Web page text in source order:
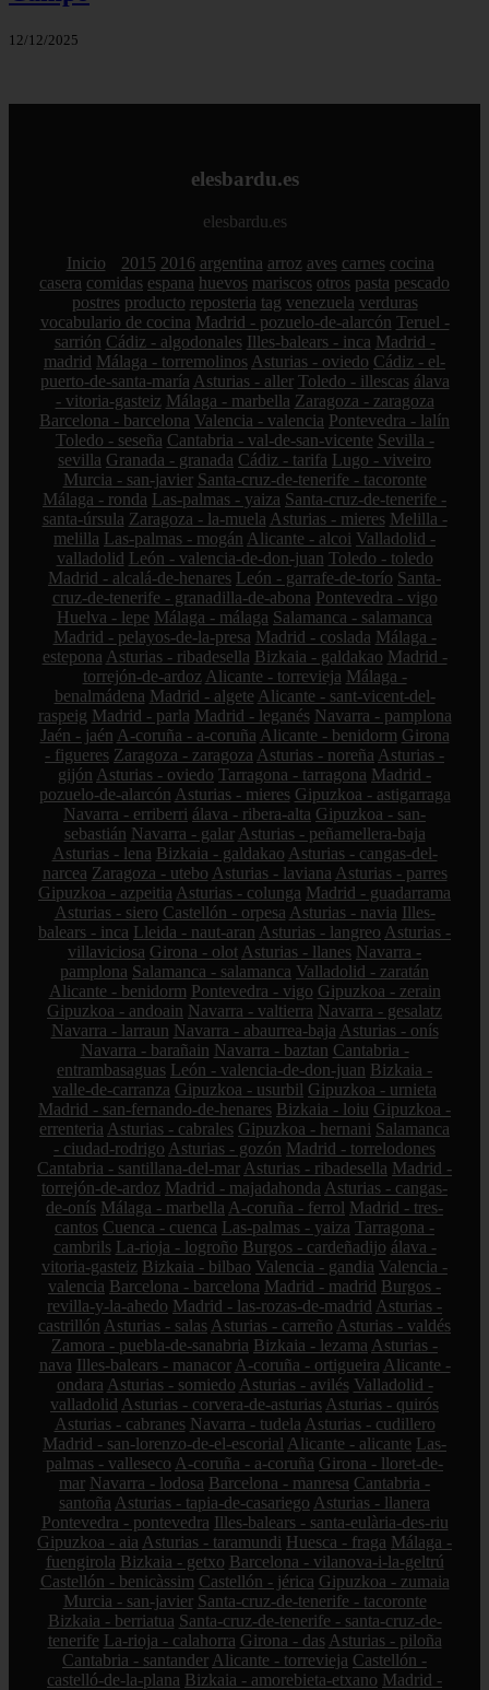
12/12/2025
elesbardu.es
elesbardu.es
Inicio 2015 2016 argentina arroz aves carnes cocina
casera comidas espana huevos mariscos otros pasta pescado
postres producto reposteria tag venezuela verduras
vocabulario de cocina Madrid - pozuelo-de-alarcón Teruel -
sarrión Cádiz - algodonales Illes-balears - inca Madrid -
madrid Málaga - torremolinos Asturias - oviedo Cádiz - el-
puerto-de-santa-maría Asturias - aller Toledo - illescas álava
- vitoria-gasteiz Málaga - marbella Zaragoza - zaragoza
Barcelona - barcelona Valencia - valencia Pontevedra - lalín
Toledo - seseña Cantabria - val-de-san-vicente Sevilla -
sevilla Granada - granada Cádiz - tarifa Lugo - viveiro
Murcia - san-javier Santa-cruz-de-tenerife - tacoronte
Málaga - ronda Las-palmas - yaiza Santa-cruz-de-tenerife -
santa-úrsula Zaragoza - la-muela Asturias - mieres Melilla -
melilla Las-palmas - mogán Alicante - alcoi Valladolid -
valladolid León - valencia-de-don-juan Toledo - toledo
Madrid - alcalá-de-henares León - garrafe-de-torío Santa-
cruz-de-tenerife - granadilla-de-abona Pontevedra - vigo
Huelva - lepe Málaga - málaga Salamanca - salamanca
Madrid - pelayos-de-la-presa Madrid - coslada Málaga -
estepona Asturias - ribadesella Bizkaia - galdakao Madrid -
torrejón-de-ardoz Alicante - torrevieja Málaga -
benalmádena Madrid - algete Alicante - sant-vicent-del-
raspeig Madrid - parla Madrid - leganés Navarra - pamplona
Jaén - jaén A-coruña - a-coruña Alicante - benidorm Girona
- figueres Zaragoza - zaragoza Asturias - noreña Asturias -
gijón Asturias - oviedo Tarragona - tarragona Madrid -
pozuelo-de-alarcón Asturias - mieres Gipuzkoa - astigarraga
Navarra - erriberri álava - ribera-alta Gipuzkoa - san-
sebastián Navarra - galar Asturias - peñamellera-baja
Asturias - lena Bizkaia - galdakao Asturias - cangas-del-
narcea Zaragoza - utebo Asturias - laviana Asturias - parres
Gipuzkoa - azpeitia Asturias - colunga Madrid - guadarrama
Asturias - siero Castellón - orpesa Asturias - navia Illes-
balears - inca Lleida - naut-aran Asturias - langreo Asturias -
villaviciosa Girona - olot Asturias - llanes Navarra -
pamplona Salamanca - salamanca Valladolid - zaratán
Alicante - benidorm Pontevedra - vigo Gipuzkoa - zerain
Gipuzkoa - andoain Navarra - valtierra Navarra - gesalatz
Navarra - larraun Navarra - abaurrea-baja Asturias - onís
Navarra - barañain Navarra - baztan Cantabria -
entrambasaguas León - valencia-de-don-juan Bizkaia -
valle-de-carranza Gipuzkoa - usurbil Gipuzkoa - urnieta
Madrid - san-fernando-de-henares Bizkaia - loiu Gipuzkoa -
errenteria Asturias - cabrales Gipuzkoa - hernani Salamanca
- ciudad-rodrigo Asturias - gozón Madrid - torrelodones
Cantabria - santillana-del-mar Asturias - ribadesella Madrid -
torrejón-de-ardoz Madrid - majadahonda Asturias - cangas-
de-onís Málaga - marbella A-coruña - ferrol Madrid - tres-
cantos Cuenca - cuenca Las-palmas - yaiza Tarragona -
cambrils La-rioja - logroño Burgos - cardeñadijo álava -
vitoria-gasteiz Bizkaia - bilbao Valencia - gandia Valencia -
valencia Barcelona - barcelona Madrid - madrid Burgos -
revilla-y-la-ahedo Madrid - las-rozas-de-madrid Asturias -
castrillón Asturias - salas Asturias - carreño Asturias - valdés
Zamora - puebla-de-sanabria Bizkaia - lezama Asturias -
nava Illes-balears - manacor A-coruña - ortigueira Alicante -
ondara Asturias - somiedo Asturias - avilés Valladolid -
valladolid Asturias - corvera-de-asturias Asturias - quirós
Asturias - cabranes Navarra - tudela Asturias - cudillero
Madrid - san-lorenzo-de-el-escorial Alicante - alicante Las-
palmas - valleseco A-coruña - a-coruña Girona - lloret-de-
mar Navarra - lodosa Barcelona - manresa Cantabria -
santoña Asturias - tapia-de-casariego Asturias - llanera
Pontevedra - pontevedra Illes-balears - santa-eulària-des-riu
Gipuzkoa - aia Asturias - taramundi Huesca - fraga Málaga -
fuengirola Bizkaia - getxo Barcelona - vilanova-i-la-geltrú
Castellón - benicàssim Castellón - jérica Gipuzkoa - zumaia
Murcia - san-javier Santa-cruz-de-tenerife - tacoronte
Bizkaia - berriatua Santa-cruz-de-tenerife - santa-cruz-de-
tenerife La-rioja - calahorra Girona - das Asturias - piloña
Cantabria - santander Alicante - torrevieja Castellón -
castelló-de-la-plana Bizkaia - amorebieta-etxano Madrid -